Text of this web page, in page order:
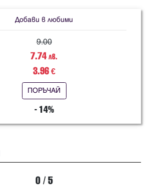
Добави в любими
9.00
7.74 лв.
3.96€
ПОРЪЧАЙ
- 14%
0 / 5